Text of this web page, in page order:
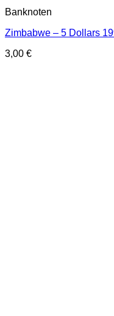
Banknoten
Zimbabwe – 5 Dollars
3,00 €